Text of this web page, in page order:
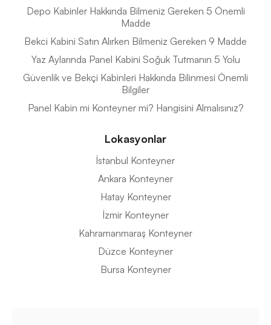
Depo Kabinler Hakkında Bilmeniz Gereken 5 Önemli
Madde
Bekci Kabini Satın Alırken Bilmeniz Gereken 9 Madde
Yaz Aylarında Panel Kabini Soğuk Tutmanın 5 Yolu
Güvenlik ve Bekçi Kabinleri Hakkında Bilinmesi Önemli
Bilgiler
Panel Kabin mi Konteyner mi? Hangisini Almalısınız?
Lokasyonlar
İstanbul Konteyner
Ankara Konteyner
Hatay Konteyner
İzmir Konteyner
Kahramanmaraş Konteyner
Düzce Konteyner
Bursa Konteyner